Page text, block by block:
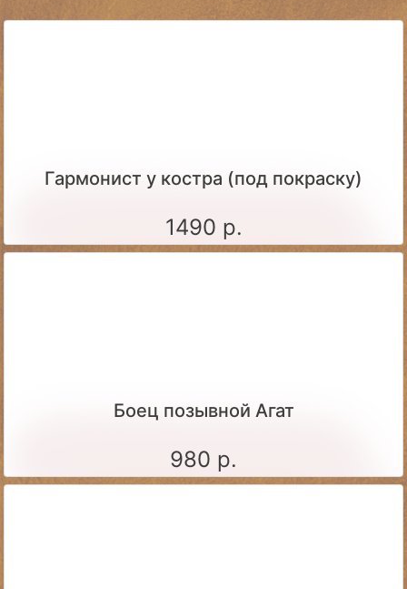
Гармонист у костра (под покраску)
1490 р.
Боец позывной Агат
980 р.